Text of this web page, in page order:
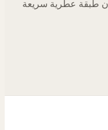
طبقة عطرية سريعة